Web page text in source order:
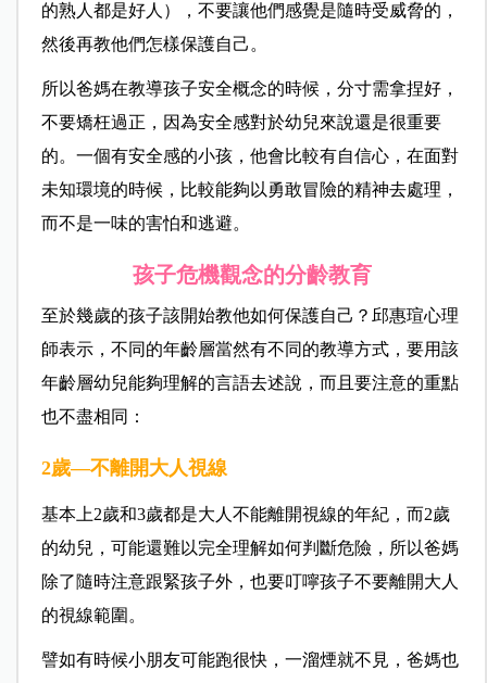
的熟人都是好人），不要讓他們感覺是隨時受威脅的，
然後再教他們怎樣保護自己。
所以爸媽在教導孩子安全概念的時候，分寸需拿捏好，
不要矯枉過正，因為安全感對於幼兒來說還是很重要
的。一個有安全感的小孩，他會比較有自信心，在面對
未知環境的時候，比較能夠以勇敢冒險的精神去處理，
而不是一味的害怕和逃避。
孩子危機觀念的分齡教育
至於幾歲的孩子該開始教他如何保護自己？邱惠瑄心理
師表示，不同的年齡層當然有不同的教導方式，要用該
年齡層幼兒能夠理解的言語去述說，而且要注意的重點
也不盡相同：
2歲—不離開大人視線
基本上2歲和3歲都是大人不能離開視線的年紀，而2歲
的幼兒，可能還難以完全理解如何判斷危險，所以爸媽
除了隨時注意跟緊孩子外，也要叮嚀孩子不要離開大人
的視線範圍。
譬如有時候小朋友可能跑很快，一溜煙就不見，爸媽也